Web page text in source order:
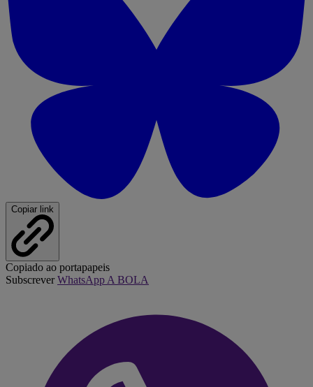
Copiar link
Copiado ao portapapeis
SubscreverWhatsApp A BOLA